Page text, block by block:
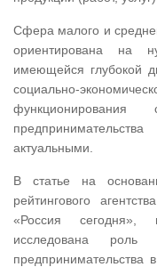
Сфера малого и
ориентирована на
имеющейся глубокой
социально-
актуальными.
В статье на
рейтингового
«Россия сегодня»,
исследована
предпринимательства